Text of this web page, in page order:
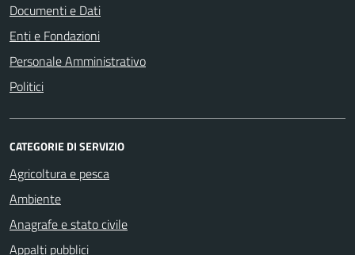
Documenti e Dati
Enti e Fondazioni
Personale Amministrativo
Politici
CATEGORIE DI SERVIZIO
Agricoltura e pesca
Ambiente
Anagrafe e stato civile
Appalti pubblici